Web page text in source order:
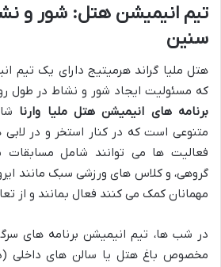
تیم انیمیشن هتل: شور و
سنین
هتل ملیا گراند هرمیتیج دارای یک تیم
که مسئولیت ایجاد شور و نشاط در طول
برنامه های انیمیشن هتل ملیا وارنا
متنوعی است که در کنار استخر و در لابی
فعالیت ها می توانند شامل مسابقات
گروهی، و کلاس های ورزشی سبک مانند
مهمانان کمک می کنند فعال بمانند و از
در شب ها، تیم انیمیشن برنامه های
مخصوص باغ هتل یا سالن های داخلی